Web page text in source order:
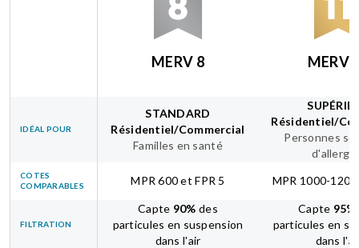
MERV 8 MERV
IDÉAL POUR
STANDARD
Résidentiel/Commercial
Familles en santé
Résidentiel/
Personnes
COTES
COMPARABLES
MPR 600 et FPR 5 MPR 1000-1200
FILTRATION
Capte 90% des
particules en suspension
dans l'air
Capte 95%
particules en
dans